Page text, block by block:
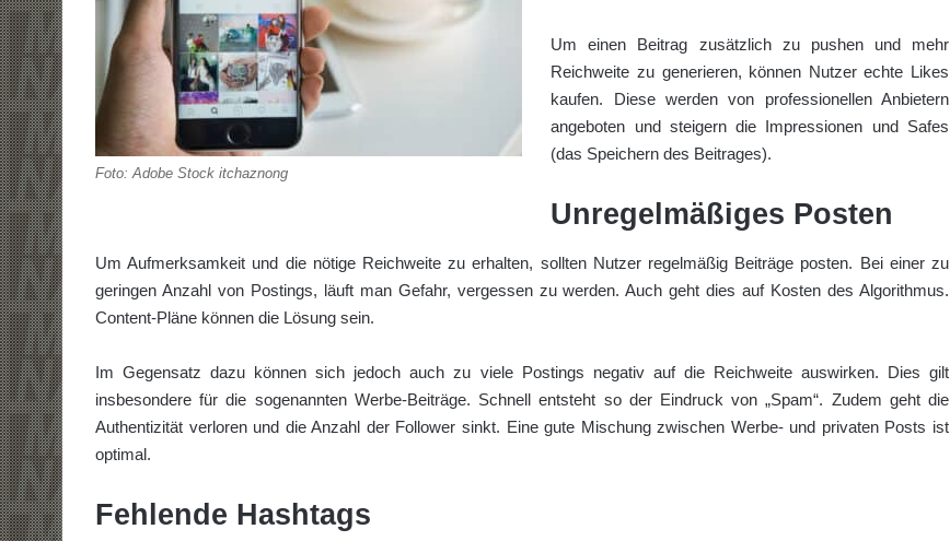
Foto: Adobe Stock itchaznong
Um einen Beitrag zusätzlich zu pushen und mehr
Reichweite zu generieren, können Nutzer echte Likes
kaufen. Diese werden von professionellen Anbietern
angeboten und steigern die Impressionen und Safes
(das Speichern des Beitrages).
Unregelmäßiges Posten
Um Aufmerksamkeit und die nötige Reichweite zu erhalten, sollten Nutzer regelmäßig Beiträge posten. Bei einer zu
geringen Anzahl von Postings, läuft man Gefahr, vergessen zu werden. Auch geht dies auf Kosten des Algorithmus.
Content-Pläne können die Lösung sein.
Im Gegensatz dazu können sich jedoch auch zu viele Postings negativ auf die Reichweite auswirken. Dies gilt
insbesondere für die sogenannten Werbe-Beiträge. Schnell entsteht so der Eindruck von „Spam“. Zudem geht die
Authentizität verloren und die Anzahl der Follower sinkt. Eine gute Mischung zwischen Werbe- und privaten Posts ist
optimal.
Fehlende Hashtags